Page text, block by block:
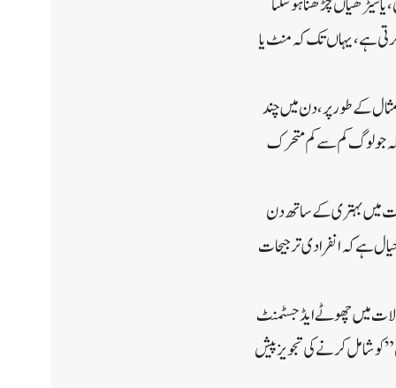
ہے، یہاں تک کہ منٹ یا
کے طور پر، دن میں چند
کہ جو لوگ کم سے کم متحرک
میں بہتری کے ساتھ دن
ہے کہ انفرادی ترجیحات
میں چھوٹے ایڈجسٹمنٹ
کو شامل کرنے کی تجویز پیش